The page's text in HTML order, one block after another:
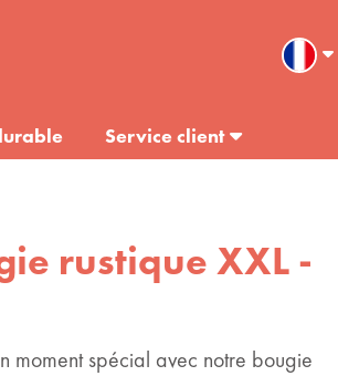
Service client
rustique XXL -
moment spécial avec notre bougie